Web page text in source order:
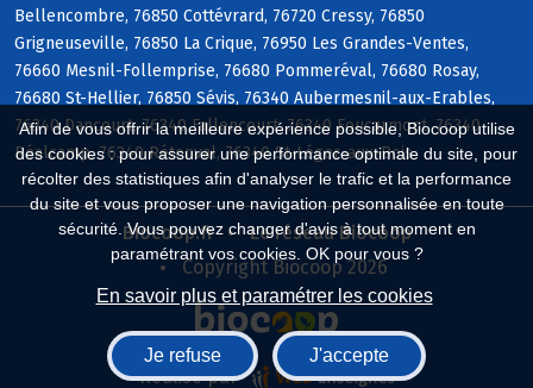
Afin de vous offrir la meilleure expérience possible, Biocoop utilise
des cookies : pour assurer une performance optimale du site, pour
récolter des statistiques afin d'analyser le trafic et la performance
du site et vous proposer une navigation personnalisée en toute
sécurité. Vous pouvez changer d'avis à tout moment en
paramétrant vos cookies. OK pour vous ?
En savoir plus et paramétrer les cookies
Je refuse J'accepte
Bellencombre, 76850 Cottévrard, 76720 Cressy, 76850
Grigneuseville, 76850 La Crique, 76950 Les Grandes-Ventes,
76660 Mesnil-Follemprise, 76680 Pommeréval, 76680 Rosay,
76680 St-Hellier, 76850 Sévis, 76340 Aubermesnil-aux-Erables,
76340 Dancourt, 76340 Fallencourt, 76340 Foucarmont, 76340
Réalcamp, 76340 Rétonval, 76340 St-Léger-aux-Bois
Biocoop.fr
Le réseau Biocoop
Copyright Biocoop 2026
Réalisé par